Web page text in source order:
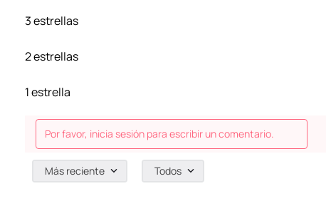
3 estrellas
2 estrellas
1 estrella
Por favor, inicia sesión para escribir un comentario.
Más reciente Todos